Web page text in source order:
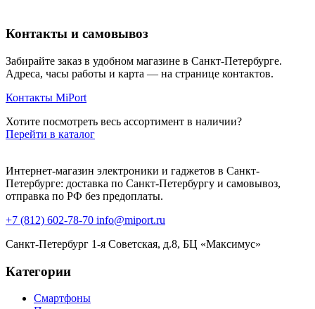
Контакты и самовывоз
Забирайте заказ в удобном магазине в Санкт-Петербурге.
Адреса, часы работы и карта — на странице контактов.
Контакты MiPort
Хотите посмотреть весь ассортимент в наличии?
Перейти в каталог
Интернет-магазин электроники и гаджетов в Санкт-
Петербурге: доставка по Санкт-Петербургу и самовывоз,
отправка по РФ без предоплаты.
+7 (812) 602-78-70 info@miport.ru
Санкт-Петербург 1-я Советская, д.8, БЦ «Максимус»
Категории
Смартфоны